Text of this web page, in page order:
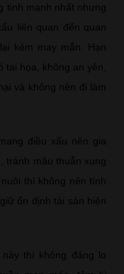
tinh mạnh nhất nhưng
liên quan đến quan
kém may mắn. Hạn
họa, không an yên,
và không nên đi làm
điều xấu nên gia
mâu thuẫn xung
thì không nên tính
ổn định tài sản hiện
thì không đáng lo